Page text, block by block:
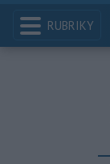
RUBRIKY